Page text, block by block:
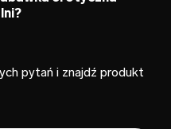
pytań i znajdź produkt